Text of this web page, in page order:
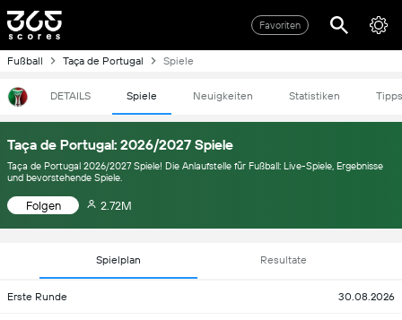
Favoriten
Fußball Taça de Portugal Spiele
DETAILS Spiele Neuigkeiten Statistiken Tipps
Taça de Portugal: 2026/2027 Spiele
Taça de Portugal 2026/2027 Spiele! Die Anlaufstelle für Fußball: Live-Spiele, Ergebnisse
und bevorstehende Spiele.
Folgen 2.72M
Spielplan Resultate
Erste Runde 30.08.2026